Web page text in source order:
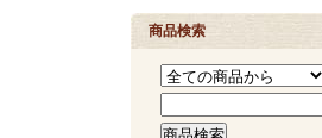
商品検索